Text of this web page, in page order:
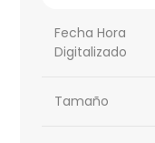
Fecha Hora
Digitalizado
Tamaño